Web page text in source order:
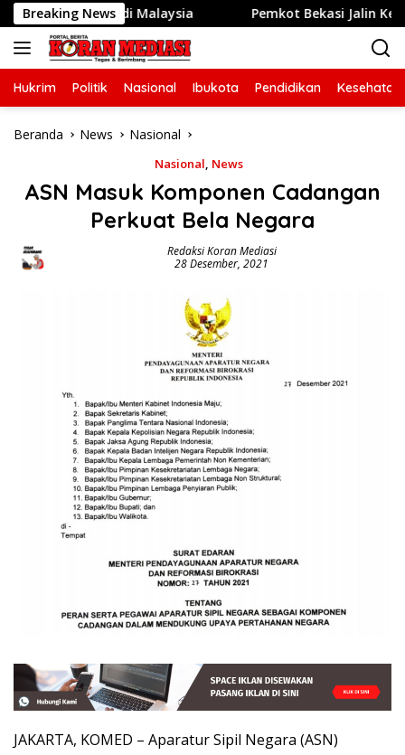
Langsung
ke
konten
Breaking News
di Malaysia Pemkot Bekasi Jalin Kerja Sama
Hukrim Politik Nasional Ibukota Pendidikan Kesehatan
Beranda News Nasional
Nasional, News
ASN Masuk Komponen Cadangan
Perkuat Bela Negara
Redaksi Koran Mediasi
28 Desember, 2021
JAKARTA, KOMED – Aparatur Sipil Negara (ASN)